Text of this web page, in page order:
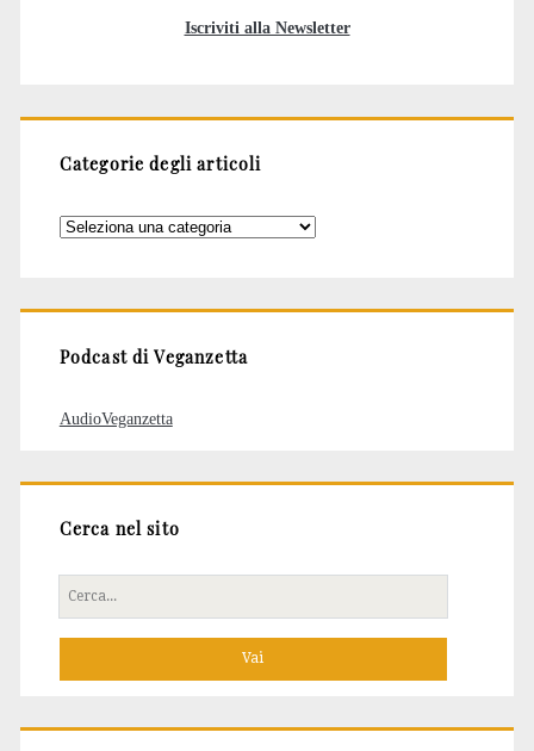
Iscriviti alla Newsletter
Categorie degli articoli
Categorie
Podcast di Veganzetta
AudioVeganzetta
Cerca nel sito
Cerca
per: